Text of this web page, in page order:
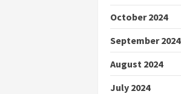
October 2024
September 2024
August 2024
July 2024